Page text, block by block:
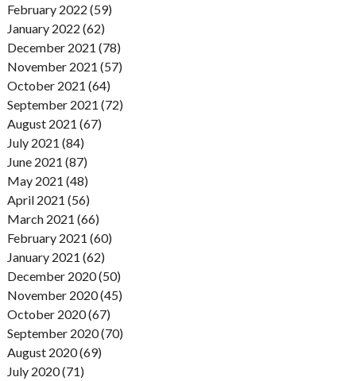
February 2022 (59)
January 2022 (62)
December 2021 (78)
November 2021 (57)
October 2021 (64)
September 2021 (72)
August 2021 (67)
July 2021 (84)
June 2021 (87)
May 2021 (48)
April 2021 (56)
March 2021 (66)
February 2021 (60)
January 2021 (62)
December 2020 (50)
November 2020 (45)
October 2020 (67)
September 2020 (70)
August 2020 (69)
July 2020 (71)